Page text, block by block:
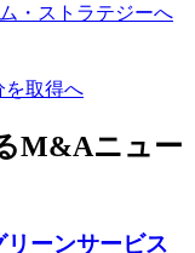
・ストラテジーへ
を取得へ
M&Aニュー
ーンサービス